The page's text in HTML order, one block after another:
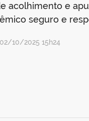
acolhimento e
seguro e
10/2025 15h24